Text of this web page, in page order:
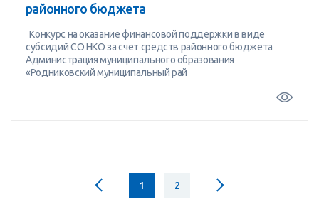
районного бюджета
Конкурс на оказание финансовой поддержки в виде
субсидий СО НКО за счет средств районного бюджета
Администрация муниципального образования
«Родниковский муниципальный рай
1 2